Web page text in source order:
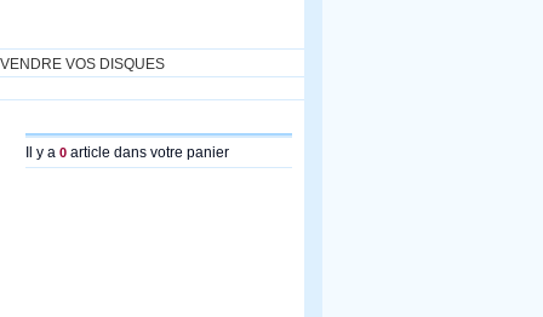
VENDRE VOS DISQUES
Il y a 0 article dans votre panier